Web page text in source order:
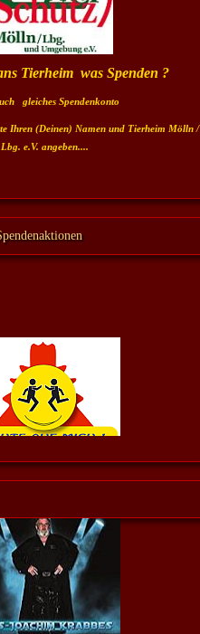
Tierheim was Spenden ?
gleiches Spendenkonto
Ihren (Deinen) Namen und Tierheim Mölln /
Lbg. e.V. angeben....